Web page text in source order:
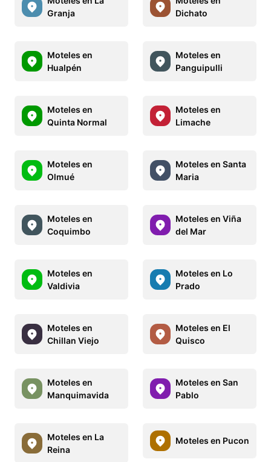
Granja
Dichato
Moteles en
Hualpén
Moteles en
Panguipulli
Moteles en
Quinta Normal
Moteles en
Limache
Moteles en
Olmué
Moteles en Santa
Maria
Moteles en
Coquimbo
Moteles en Viña
del Mar
Moteles en
Valdivia
Moteles en Lo
Prado
Moteles en
Chillan Viejo
Moteles en El
Quisco
Moteles en
Manquimavida
Moteles en San
Pablo
Moteles en La
Reina
Moteles en Pucon